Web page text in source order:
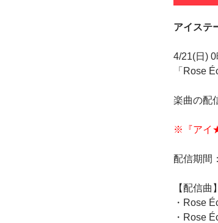
アイステ
4/21(日)
「Rose
楽曲の配
※『アイ★
配信期間
【配信曲】
・Rose
・Rose